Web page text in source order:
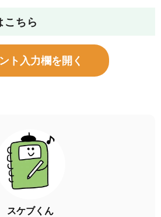
こちら
ト入力欄を開く
スケブくん